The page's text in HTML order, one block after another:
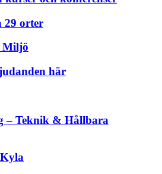
29 orter
Miljö
här
– Teknik & Hållbara